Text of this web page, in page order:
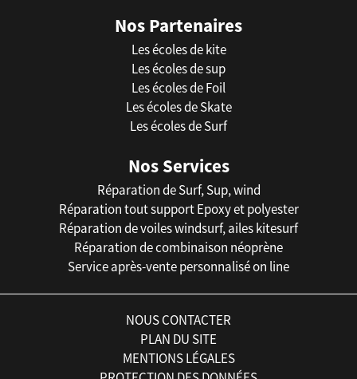
Nos Partenaires
Les écoles de kite
Les écoles de sup
Les écoles de Foil
Les écoles de Skate
Les écoles de Surf
Nos Services
Réparation de Surf, Sup, wind
Réparation tout support Epoxy et polyester
Réparation de voiles windsurf, ailes kitesurf
Réparation de combinaison néoprène
Service après-vente personnalisé on line
NOUS CONTACTER
PLAN DU SITE
MENTIONS LÉGALES